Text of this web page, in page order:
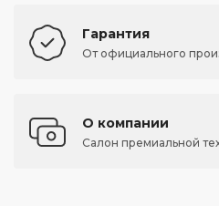
Гарантия
От официального
О компании
Салон премиальной